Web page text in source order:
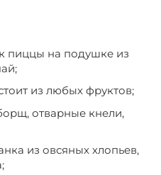
пиццы на подушке из
из любых фруктов;
отварные кнели,
из овсяных хлопьев,